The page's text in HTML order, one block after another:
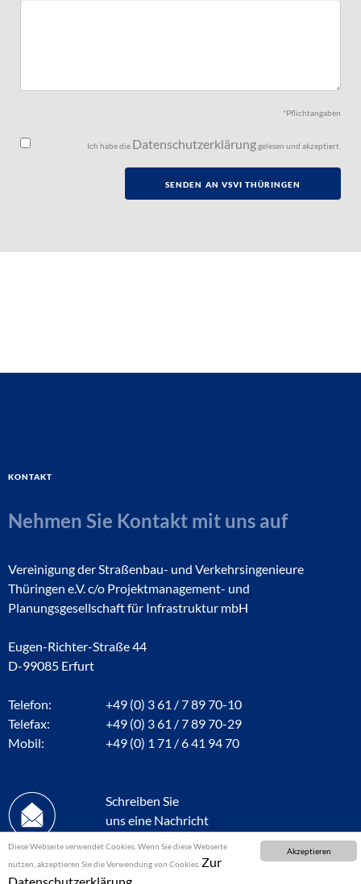
Akzeptieren
Diese Webseite verwendet Cookies. Wenn Sie diese Webseite
nutzen, akzeptieren Sie die Verwendung von Cookies. Zur
*Pflichtangaben
Ich habe die Datenschutzerklärunggelesen und akzeptiert.
Kontakt
Nehmen Sie Kontakt mit uns auf
Vereinigung der Straßenbau- und Verkehrsingenieure
Thüringen e.V. c/o Projektmanagement- und
Planungsgesellschaft für Infrastruktur mbH
Eugen-Richter-Straße 44
D-99085 Erfurt
Telefon:
+49 (0) 3 61 / 7 89 70-10
Telefax:
+49 (0) 3 61 / 7 89 70-29
Mobil:
+49 (0) 1 71 / 6 41 94 70
Schreiben Sie
uns eine Nachricht